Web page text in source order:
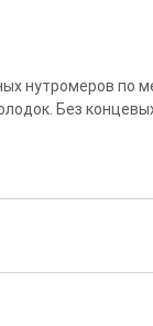
нутромеров по
Без